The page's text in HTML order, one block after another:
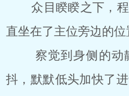
众目睽睽之下，程
直坐在了主位旁边的位
察觉到身侧的动静
抖，默默低头加快了